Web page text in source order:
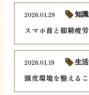
スマホ首と眼精疲
2026.01.29 知識
頭皮環境を整える
2026.01.19 生活